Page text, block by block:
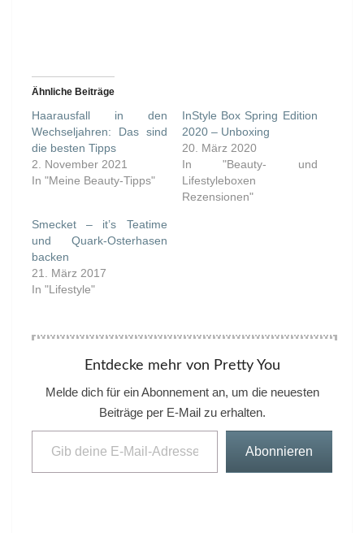
Ähnliche Beiträge
Haarausfall in den
Wechseljahren: Das sind
die besten Tipps
2. November 2021
In "Meine Beauty-Tipps"
InStyle Box Spring Edition
2020 – Unboxing
20. März 2020
In "Beauty- und
Lifestyleboxen
Rezensionen"
Smecket – it’s Teatime
und Quark-Osterhasen
backen
21. März 2017
In "Lifestyle"
Entdecke mehr von Pretty You
Melde dich für ein Abonnement an, um die neuesten
Beiträge per E-Mail zu erhalten.
Gib deine E-Mail-Adresse ein ...
Abonnieren